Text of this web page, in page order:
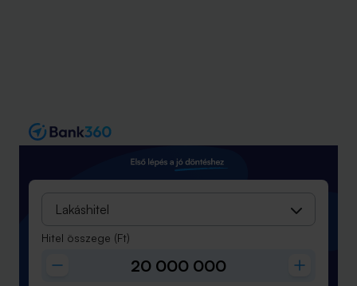
Lakáshitel
Hitel összege (Ft)